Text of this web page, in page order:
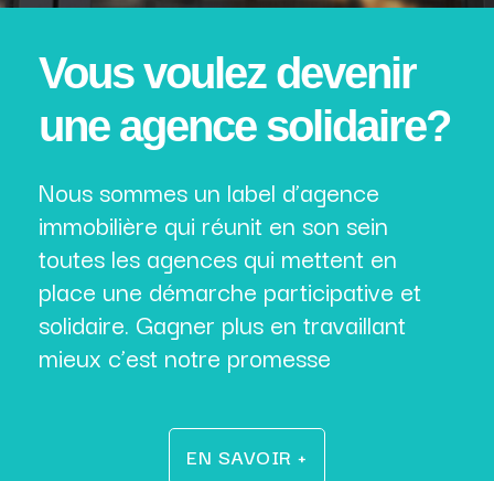
Vous voulez devenir
une agence solidaire?
Nous sommes un label d’agence
immobilière qui réunit en son sein
toutes les agences qui mettent en
place une démarche participative et
solidaire. Gagner plus en travaillant
mieux c’est notre promesse
EN SAVOIR +